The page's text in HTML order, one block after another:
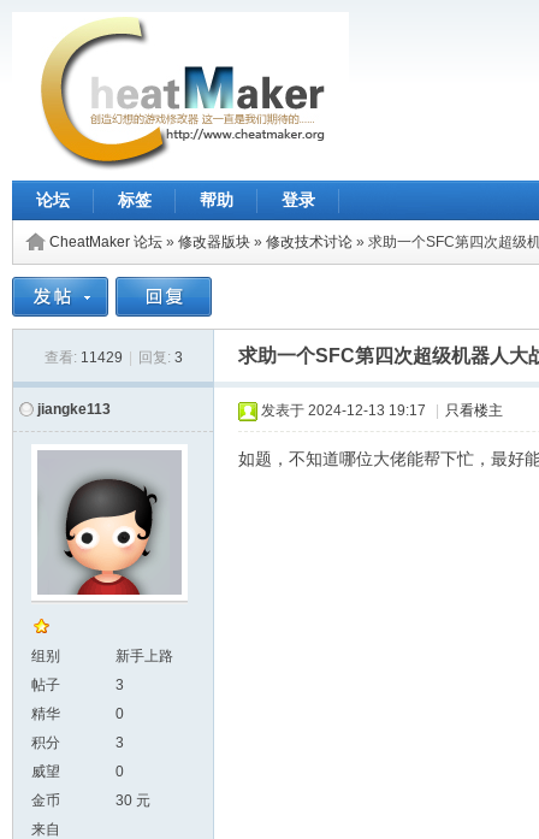
论坛 标签 帮助 登录
CheatMaker 论坛 » 修改器版块 » 修改技术讨论 » 求助一个SFC第四次超级
查看: 11429 回复: 3 求助一个SFC第四次超级机器人大
jiangke113
组别
新手上路
帖子
3
精华
0
积分
3
威望
0
金币
30 元
来自
发表于 2024-12-13 19:17 只看楼主
如题，不知道哪位大佬能帮下忙，最好